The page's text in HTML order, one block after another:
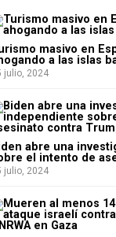
masivo en
a las islas
julio, 2024
abre una
el intento de
julio, 2024